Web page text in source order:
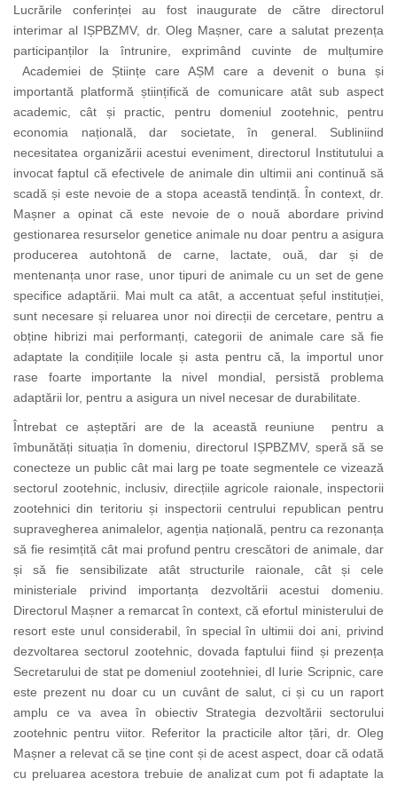
Lucrările conferinței au fost inaugurate de către directorul
interimar al IȘPBZMV, dr. Oleg Mașner, care a salutat prezența
participanților la întrunire, exprimând cuvinte de mulțumire
Academiei de Științe care AȘM care a devenit o buna și
importantă platformă științifică de comunicare atât sub aspect
academic, cât și practic, pentru domeniul zootehnic, pentru
economia națională, dar societate, în general. Subliniind
necesitatea organizării acestui eveniment, directorul Institutului a
invocat faptul că efectivele de animale din ultimii ani continuă să
scadă și este nevoie de a stopa această tendință. În context, dr.
Mașner a opinat că este nevoie de o nouă abordare privind
gestionarea resurselor genetice animale nu doar pentru a asigura
producerea autohtonă de carne, lactate, ouă, dar și de
mentenanța unor rase, unor tipuri de animale cu un set de gene
specifice adaptării. Mai mult ca atât, a accentuat șeful instituției,
sunt necesare și reluarea unor noi direcții de cercetare, pentru a
obține hibrizi mai performanți, categorii de animale care să fie
adaptate la condițiile locale și asta pentru că, la importul unor
rase foarte importante la nivel mondial, persistă problema
adaptării lor, pentru a asigura un nivel necesar de durabilitate.
Întrebat ce așteptări are de la această reuniune pentru a
îmbunătăți situația în domeniu, directorul IȘPBZMV, speră să se
conecteze un public cât mai larg pe toate segmentele ce vizează
sectorul zootehnic, inclusiv, direcțiile agricole raionale, inspectorii
zootehnici din teritoriu și inspectorii centrului republican pentru
supravegherea animalelor, agenția națională, pentru ca rezonanța
să fie resimțită cât mai profund pentru crescători de animale, dar
și să fie sensibilizate atât structurile raionale, cât și cele
ministeriale privind importanța dezvoltării acestui domeniu.
Directorul Mașner a remarcat în context, că efortul ministerului de
resort este unul considerabil, în special în ultimii doi ani, privind
dezvoltarea sectorul zootehnic, dovada faptului fiind și prezența
Secretarului de stat pe domeniul zootehniei, dl Iurie Scripnic, care
este prezent nu doar cu un cuvânt de salut, ci și cu un raport
amplu ce va avea în obiectiv Strategia dezvoltării sectorului
zootehnic pentru viitor. Referitor la practicile altor țări, dr. Oleg
Mașner a relevat că se ține cont și de acest aspect, doar că odată
cu preluarea acestora trebuie de analizat cum pot fi adaptate la